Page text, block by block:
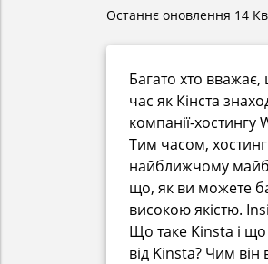
Останнє оновлення 14
Багато хто
час як Кінста
компанії-
Тим часом,
найближчому
що, як ви можете
високою якістю.
Що таке Kinsta і що
від Kinsta? Чим він